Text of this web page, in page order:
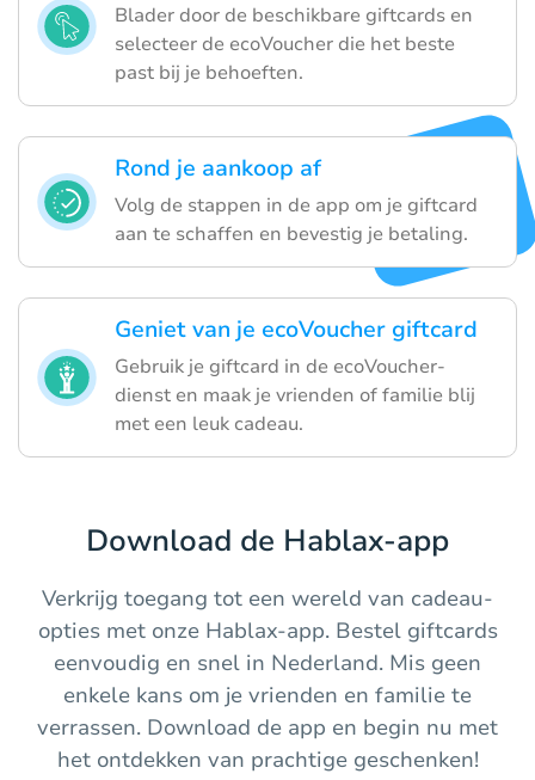
Blader door de beschikbare giftcards en
selecteer de ecoVoucher die het beste
past bij je behoeften.
Rond je aankoop af
Volg de stappen in de app om je giftcard
aan te schaffen en bevestig je betaling.
Geniet van je ecoVoucher giftcard
Gebruik je giftcard in de ecoVoucher-
dienst en maak je vrienden of familie blij
met een leuk cadeau.
Download de Hablax-app
Verkrijg toegang tot een wereld van cadeau-
opties met onze Hablax-app. Bestel giftcards
eenvoudig en snel in Nederland. Mis geen
enkele kans om je vrienden en familie te
verrassen. Download de app en begin nu met
het ontdekken van prachtige geschenken!